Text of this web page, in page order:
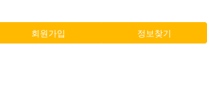
회원가입 정보찾기